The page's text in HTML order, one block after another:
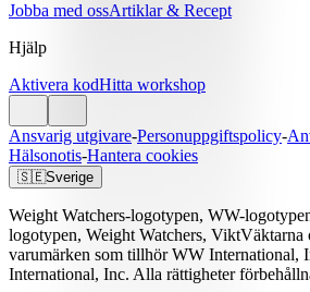
Jobba med ossArtiklar & Recept
Hjälp
Aktivera kodHitta workshop
Ansvarig utgivare-Personuppgiftspolicy-
Hälsonotis-Hantera cookies
🇸🇪Sverige
Weight Watchers-logotypen, WW-
logotypen, Weight Watchers, ViktVäktarna
varumärken som tillhör WW International,
International, Inc. Alla rättigheter